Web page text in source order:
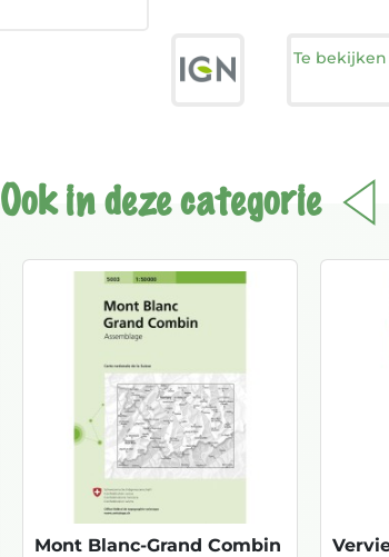
Te
Ook in deze categorie
Mont Blanc-Grand Combin